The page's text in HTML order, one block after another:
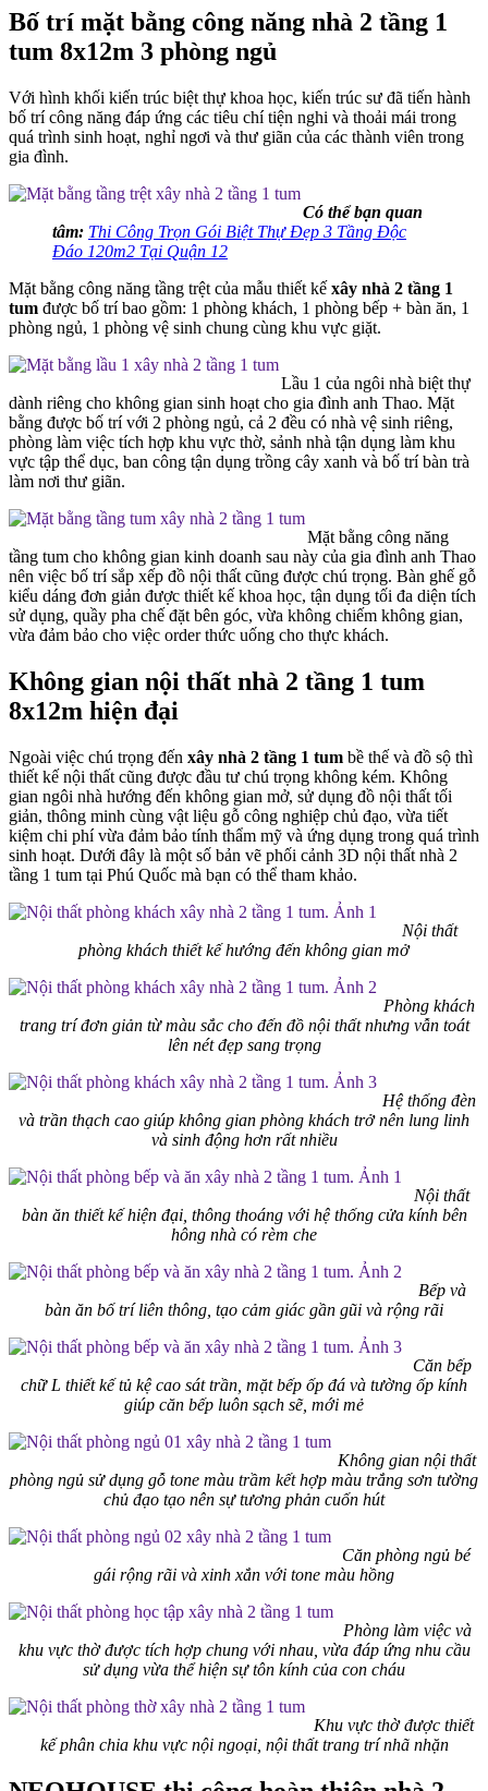
Bố trí mặt bằng công năng nhà 2 tầng 1
tum 8x12m 3 phòng ngủ
Với hình khối kiến trúc biệt thự khoa học, kiến trúc sư đã tiến hành
bố trí công năng đáp ứng các tiêu chí tiện nghi và thoải mái trong
quá trình sinh hoạt, nghỉ ngơi và thư giãn của các thành viên trong
gia đình.
Có thể bạn quan
tâm: Thi Công Trọn Gói Biệt Thự Đẹp 3 Tầng Độc
Đáo 120m2 Tại Quận 12
Mặt bằng công năng tầng trệt của mẫu thiết kế xây nhà 2 tầng 1
tum được bố trí bao gồm: 1 phòng khách, 1 phòng bếp + bàn ăn, 1
phòng ngủ, 1 phòng vệ sinh chung cùng khu vực giặt.
Lầu 1 của ngôi nhà biệt thự
dành riêng cho không gian sinh hoạt cho gia đình anh Thao. Mặt
bằng được bố trí với 2 phòng ngủ, cả 2 đều có nhà vệ sinh riêng,
phòng làm việc tích hợp khu vực thờ, sảnh nhà tận dụng làm khu
vực tập thể dục, ban công tận dụng trồng cây xanh và bố trí bàn trà
làm nơi thư giãn.
Mặt bằng công năng
tầng tum cho không gian kinh doanh sau này của gia đình anh Thao
nên việc bố trí sắp xếp đồ nội thất cũng được chú trọng. Bàn ghế gỗ
kiểu dáng đơn giản được thiết kế khoa học, tận dụng tối đa diện tích
sử dụng, quầy pha chế đặt bên góc, vừa không chiếm không gian,
vừa đảm bảo cho việc order thức uống cho thực khách.
Không gian nội thất nhà 2 tầng 1 tum
8x12m hiện đại
Ngoài việc chú trọng đến xây nhà 2 tầng 1 tum bề thế và đồ sộ thì
thiết kế nội thất cũng được đầu tư chú trọng không kém. Không
gian ngôi nhà hướng đến không gian mở, sử dụng đồ nội thất tối
giản, thông minh cùng vật liệu gỗ công nghiệp chủ đạo, vừa tiết
kiệm chi phí vừa đảm bảo tính thẩm mỹ và ứng dụng trong quá trình
sinh hoạt. Dưới đây là một số bản vẽ phối cảnh 3D nội thất nhà 2
tầng 1 tum tại Phú Quốc mà bạn có thể tham khảo.
Nội thất
phòng khách thiết kế hướng đến không gian mở
Phòng khách
trang trí đơn giản từ màu sắc cho đến đồ nội thất nhưng vẫn toát
lên nét đẹp sang trọng
Hệ thống đèn
và trần thạch cao giúp không gian phòng khách trở nên lung linh
và sinh động hơn rất nhiều
Nội thất
bàn ăn thiết kế hiện đại, thông thoáng với hệ thống cửa kính bên
hông nhà có rèm che
Bếp và
bàn ăn bố trí liên thông, tạo cảm giác gần gũi và rộng rãi
Căn bếp
chữ L thiết kế tủ kệ cao sát trần, mặt bếp ốp đá và tường ốp kính
giúp căn bếp luôn sạch sẽ, mới mẻ
Không gian nội thất
phòng ngủ sử dụng gỗ tone màu trầm kết hợp màu trắng sơn tường
chủ đạo tạo nên sự tương phản cuốn hút
Căn phòng ngủ bé
gái rộng rãi và xinh xắn với tone màu hồng
Phòng làm việc và
khu vực thờ được tích hợp chung với nhau, vừa đáp ứng nhu cầu
sử dụng vừa thể hiện sự tôn kính của con cháu
Khu vực thờ được thiết
kế phân chia khu vực nội ngoại, nội thất trang trí nhã nhặn